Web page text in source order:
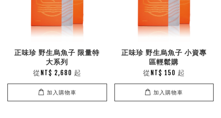
正味珍 野生烏魚子 限量特
大系列
從 NT$ 2,680 起
加入購物車
正味珍 野生烏魚子 小資專
區輕鬆購
從 NT$ 150 起
加入購物車